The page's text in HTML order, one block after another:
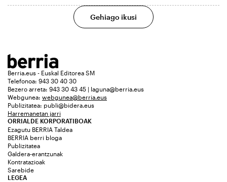
Gehiago ikusi
Berria.eus - Euskal Editorea SM
Telefonoa: 943 30 40 30
Bezero arreta: 943 30 43 45 | laguna@berria.eus
Webgunea: webgunea@berria.eus
Publizitatea: publi@bidera.eus
Harremanetan jarri
ORRIALDE KORPORATIBOAK
Ezagutu BERRIA Taldea
BERRIA berri bloga
Publizitatea
Galdera-erantzunak
Kontratazioak
Sarebide
LEGEA